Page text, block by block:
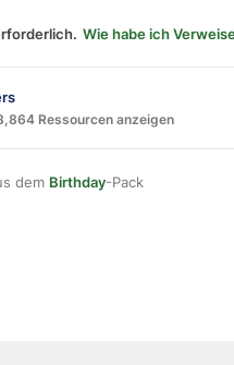
Wie habe ich
Ressourcen anzeigen
dem Birthday-Pack